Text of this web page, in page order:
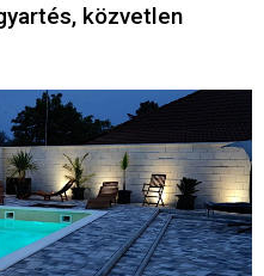
közvetlen